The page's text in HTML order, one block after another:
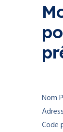
Nom
Code